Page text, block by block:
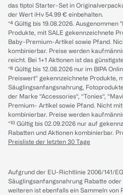
das tiptoi Starter-Set in
der Wert iHv 54.99 € einbehalten.
*⁴ Gültig bis 19.08.2026.
Produkte, mit SALE gekennzeichnete
Baby-Premium-Artikel sowie Pfand.
kombinierbar. Preise werden
reicht. Bei 1+1 Aktionen ist das
*⁸ Gültig bis 12.08.2026 nur im BIPA
Preiswert“ gekennzeichnete Produkte,
Säuglingsanfangsnahrung,
der Marke “Accessories“, “Tonies“,
Premium- Artikel sowie Pfand. Nicht
kombinierbar. Preise werden
*¹⁰ Gültig bis 02.09.2026 nur auf
Rabatten und Aktionen kombinierbar.
Preisliste der letzten 30 Tage
Aufgrund der EU-Richtlinie 2006/141/
Säuglingsanfangsnahrung Rabatte
weiteren ist ebenfalls ein Sammeln